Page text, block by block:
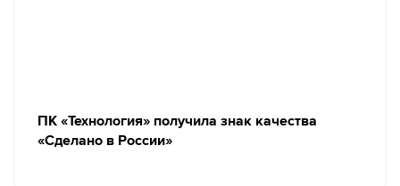
ПК «Технология» получила знак качества
«Сделано в России»